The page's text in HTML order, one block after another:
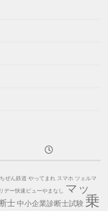
ぜん鉄道 やってまれ スマホ ツェルマ
デー快速ビューやまなし マッ
士 中小企業診断士試験 乗